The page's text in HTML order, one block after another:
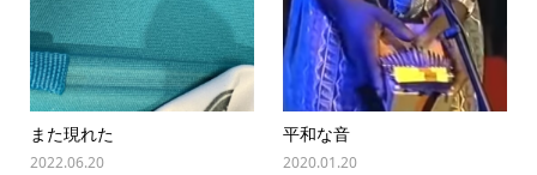
また現れた
2022.06.20
平和な音
2020.01.20